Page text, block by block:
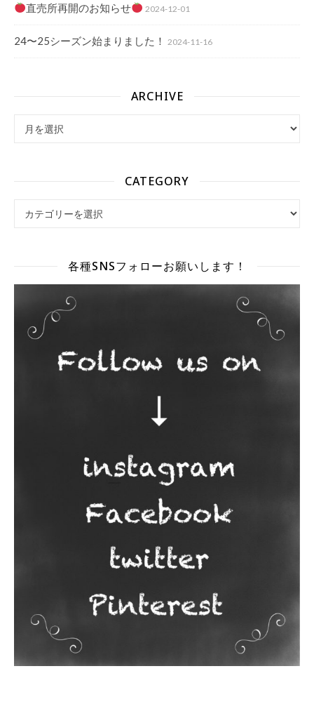
直売所再開のお知らせ 2024-12-01
24〜25シーズン始まりました！ 2024-11-16
ARCHIVE
CATEGORY
各種SNSフォローお願いします！